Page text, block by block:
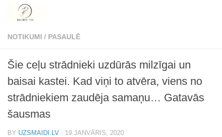
Skip to content
NOTIKUMI / PASAULĒ
Šie ceļu strādnieki uzdūrās milzīgai un
baisai kastei. Kad viņi to atvēra, viens no
strādniekiem zaudēja samaņu… Gatavās
šausmas
BY UZSMAIDI.LV · 19 JANVĀRIS, 2020